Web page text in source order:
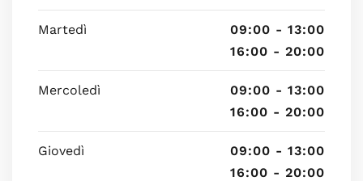
Martedì
09:00 - 13:00
16:00 - 20:00
Mercoledì
09:00 - 13:00
16:00 - 20:00
Giovedì
09:00 - 13:00
16:00 - 20:00